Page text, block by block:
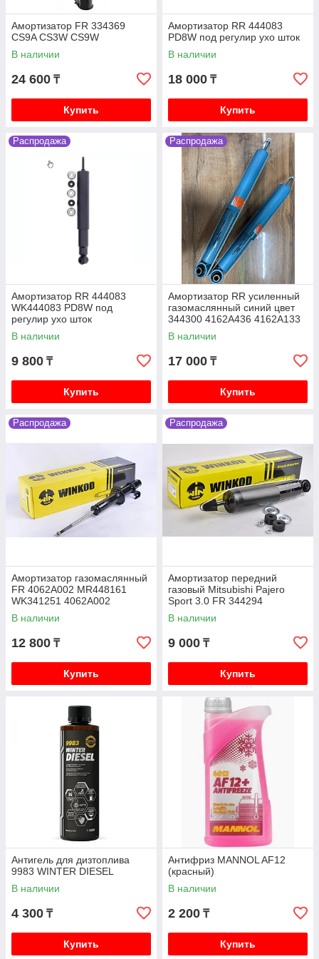
V88W V98W
Mitsubishi Delica (кирпич, квадратная) 1991-1997
V2.5 4D56 дизель P25W P35W
Mitsubishi Delica (булка) 1996-2003 V2.4 4G64
бензин PF4W PD4W
бензин PF6W PD6W
Mitsubishi Delica (булка) 1996-2003 V2.8 4M40
дизель PE8W PD8W
Mitsubishi Outlander 1 2003-2006 2.4 4G64
(Mivec) бензин CU4W CU5W
Mitsubishi Outlander 2 XL 2005-2012 2.0 4B11,
2.4 4B12, 3.0 6B31 бензин CW4W CW5W CW6W
Mitsubishi Outlander 3 2006-2011 2.0 4B11, 2.4
4B12, 3.0 6B31 бензин GF2W GF3W
Mitsubishi L200 2 поколение 1996-2007 2.5
4D56T K74T
Mitsubishi L200 2005-2018 2.5 4D56 дизель KB4T
Mitsubishi ASX 2010- 1.6 4A92 бензин GA1W, 2.0
4B11 4J11 бензин GA2W
Mitsubishi Lancer X (10) 2007-2017 1.8 4B10
Mitsubishi Pajero iO 1996-2003 1.8 4G93 бензин,
2.0 4G94 бензин, H66W H76W
Mitsubishi Pajero Junior 1996-2003 1.1 4A31
бензин E33A
Mitsubishi Galant седан VII 1992-1998 1.8 4G93
бензин E52A, 2.0 4G63 бензин E55A
Амортизатор FR 334369
CS9A CS3W CS9W
В наличии
24 600 ₸
Купить
Амортизатор RR 444083
PD8W под регулир ухо шток
В наличии
18 000 ₸
Купить
Распродажа
Амортизатор RR 444083
WK444083 PD8W под
регулир ухо шток
В наличии
9 800 ₸
Купить
Распродажа
Амортизатор RR усиленный
газомаслянный синий цвет
344300 4162A436 4162A133
SRR344300
В наличии
17 000 ₸
Купить
Распродажа
Амортизатор газомаслянный
FR 4062A002 MR448161
WK341251 4062A002
4062A024 341251 4062A0
В наличии
12 800 ₸
Купить
Распродажа
Амортизатор передний
газовый Mitsubishi Pajero
Sport 3.0 FR 344294
W344294SA
В наличии
9 000 ₸
Купить
Антигель для дизтоплива
9983 WINTER DIESEL
В наличии
4 300 ₸
Купить
Антифриз MANNOL AF12
(красный)
В наличии
2 200 ₸
Купить